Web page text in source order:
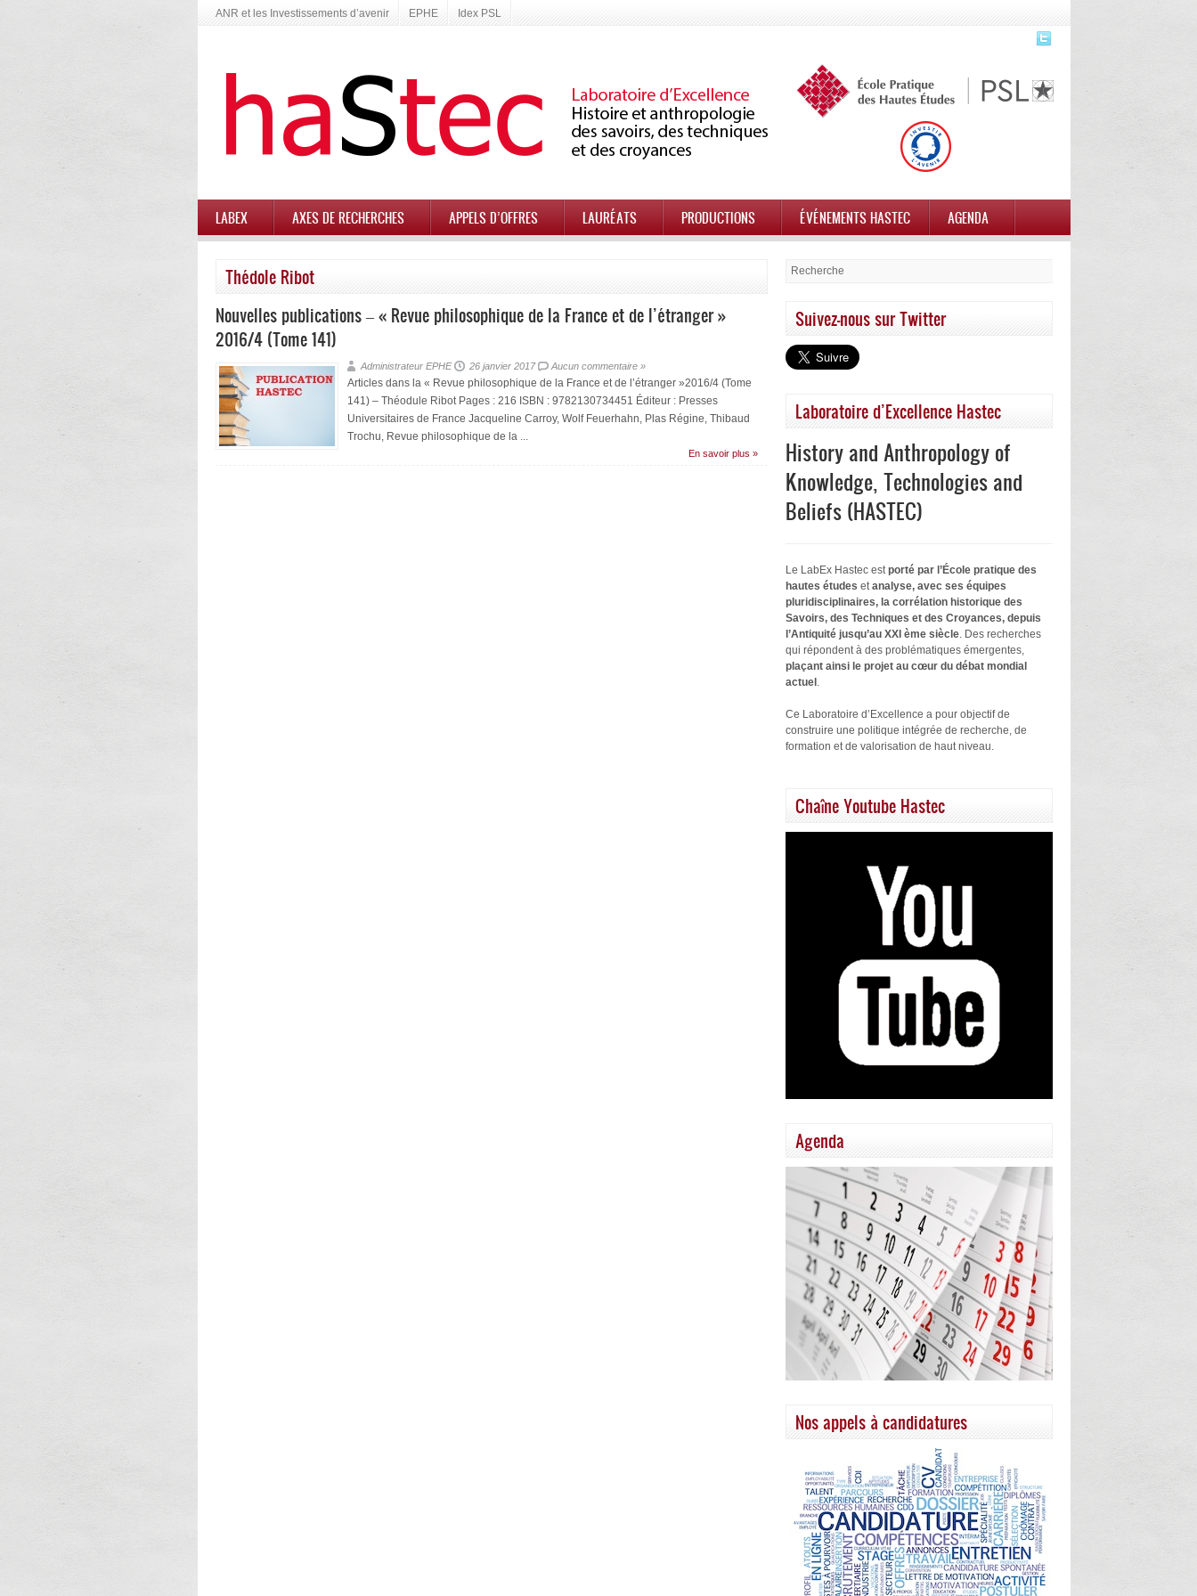
ANR et les Investissements d’avenir EPHE Idex PSL
LABEX AXES DE RECHERCHES APPELS D’OFFRES LAURÉATS PRODUCTIONS ÉVÉNEMENTS HASTEC AGENDA
Thédole Ribot
Nouvelles publications – « Revue philosophique de la France et de l’étranger »
2016/4 (Tome 141)
Administrateur EPHE 26 janvier 2017 Aucun commentaire »
Articles dans la « Revue philosophique de la France et de l’étranger »2016/4 (Tome
141) – Théodule Ribot Pages : 216 ISBN : 9782130734451 Éditeur : Presses
Universitaires de France Jacqueline Carroy, Wolf Feuerhahn, Plas Régine, Thibaud
Trochu, Revue philosophique de la ...
En savoir plus »
Suivez-nous sur Twitter
Laboratoire d’Excellence Hastec
History and Anthropology of
Knowledge, Technologies and
Beliefs (HASTEC)
Le LabEx Hastec estporté par l’École pratique des
hautes études etanalyse, avec ses équipes
pluridisciplinaires, la corrélation historique des
Savoirs, des Techniques et des Croyances, depuis
l’Antiquité jusqu’au XXI ème siècle. Des recherches
qui répondent à des problématiques émergentes,
plaçant ainsi le projet au cœur du débat mondial
actuel .
Ce Laboratoire d’Excellence a pour objectif de
construire une politique intégrée de recherche, de
formation et de valorisation de haut niveau.
Chaîne Youtube Hastec
Agenda
Nos appels à candidatures